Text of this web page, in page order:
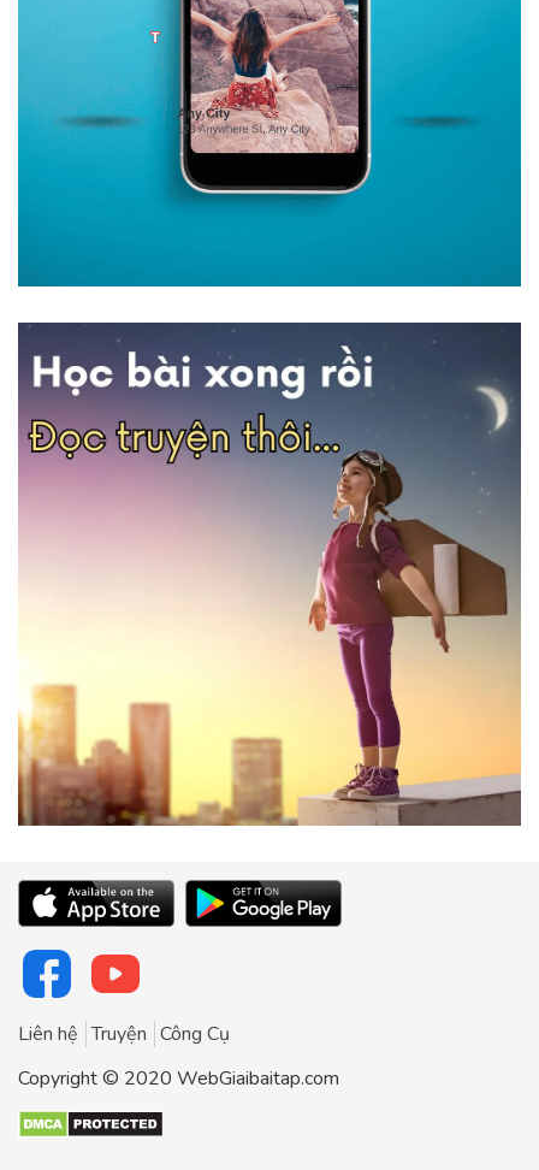
Liên hệ Truyện Công Cụ
Copyright © 2020 WebGiaibaitap.com